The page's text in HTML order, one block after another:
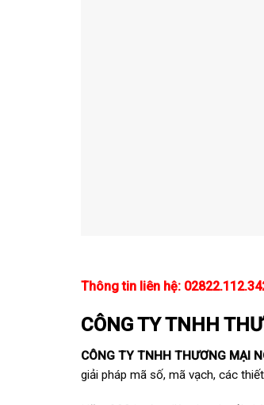
Thông tin liên hệ:
CÔNG TY TNHH
CÔNG TY TNHH THƯƠNG MẠI
giải pháp mã số, mã vạch, các